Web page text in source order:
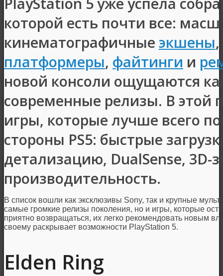
которой есть почти все:
кинематографичные экшены,
платформеры, файтинги и
новой консоли ощущаются
современные релизы. В этой
игры, которые лучше всего
стороны PS5: быстрые
детализацию, DualSense, 3D-
производительность.
В список вошли как эксклюзивы Sony, так и крупные
самые громкие релизы поколения, но и игры, которые
приятно возвращаться, их легко рекомендовать новым
своему раскрывает возможности PlayStation 5.
Elden Ring